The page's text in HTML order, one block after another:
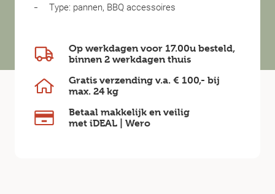
Type: pannen, BBQ accessoires
Op werkdagen voor 17.00u besteld,
binnen 2 werkdagen thuis
Gratis verzending v.a. € 100,- bij
max. 24 kg
Betaal makkelijk en veilig
met iDEAL | Wero